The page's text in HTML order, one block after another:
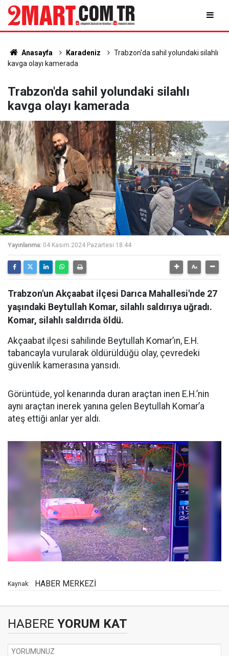
Anasayfa Karadeniz
Trabzon'da sahil yolundaki silahlı
kavga olayı kamerada
Trabzon'da sahil yolundaki silahlı
kavga olayı kamerada
Yayınlanma: 04 Kasım 2024 Pazartesi 18:44
Trabzon'un Akçaabat ilçesi Darıca Mahallesi'nde 27
yaşındaki Beytullah Komar, silahlı saldırıya uğradı.
Komar, silahlı saldırıda öldü.
Akçaabat ilçesi sahilinde Beytullah Komar’ın, E.H.
tabancayla vurularak öldürüldüğü olay, çevredeki
güvenlik kamerasına yansıdı.
Görüntüde, yol kenarında duran araçtan inen E.H.’nin
aynı araçtan inerek yanına gelen Beytullah Komar’a
ateş ettiği anlar yer aldı.
Kaynak: HABER MERKEZİ
HABERE YORUM KAT